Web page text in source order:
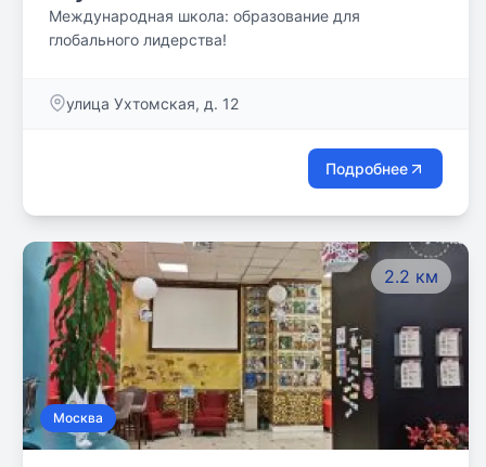
Международная школа: образование для
глобального лидерства!
улица Ухтомская, д. 12
Подробнее
2.2 км
Москва